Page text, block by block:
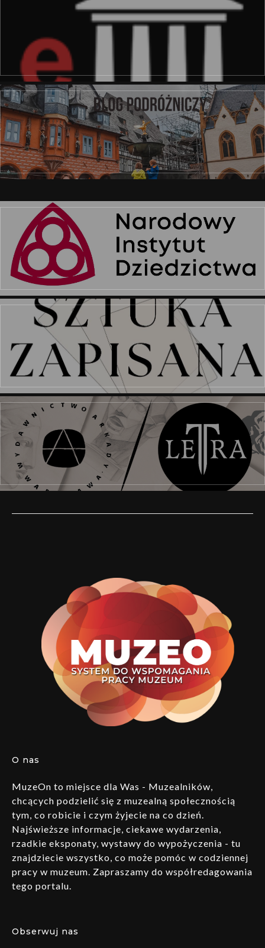
O nas
MuzeOn to miejsce dla Was - Muzealników,
chcących podzielić się z muzealną społecznością
tym, co robicie i czym żyjecie na co dzień.
Najświeższe informacje, ciekawe wydarzenia,
rzadkie eksponaty, wystawy do wypożyczenia - tu
znajdziecie wszystko, co może pomóc w codziennej
pracy w muzeum. Zapraszamy do współredagowania
tego portalu.
Obserwuj nas